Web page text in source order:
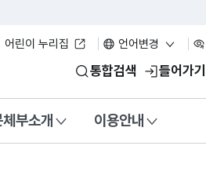
어린이 누리집 언어변경
통합검색 들어가기
부소개 이용안내